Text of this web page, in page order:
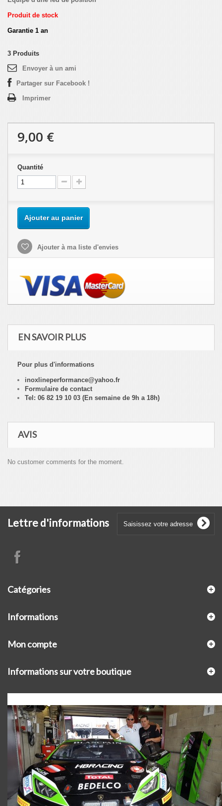
Produit de stock
Garantie 1 an
3 Produits
Envoyer à un ami
Partager sur Facebook !
Imprimer
9,00 €
Quantité
Ajouter au panier
Ajouter à ma liste d'envies
EN SAVOIR PLUS
Pour plus d'informations
inoxlineperformance@yahoo.fr
Formulaire de contact
Tel: 06 82 19 10 03 (En semaine de 9h a 18h)
AVIS
No customer comments for the moment.
Lettre d'informations
Catégories
Informations
Mon compte
Informations sur votre boutique